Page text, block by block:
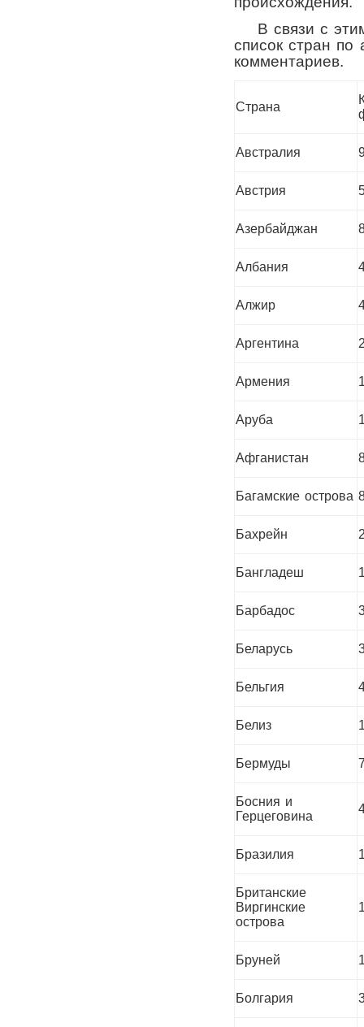
В связи с
список стран по
комментариев.
Страна
Австралия
Австрия
Азербайджан
Албания
Алжир
Аргентина
Армения
Аруба
Афганистан
Багамские острова
Бахрейн
Бангладеш
Барбадос
Беларусь
Бельгия
Белиз
Бермуды
Босния и
Герцеговина
Бразилия
Британские
Виргинские
острова
Бруней
Болгария